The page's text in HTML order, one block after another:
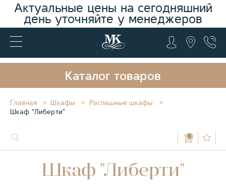
Актуальные цены на сегодняшний
день уточняйте у менеджеров
Каталог товаров
Главная Шкафы
Распашные шкафы
Шкаф "Либерти"
0
Шкаф "Либерти"